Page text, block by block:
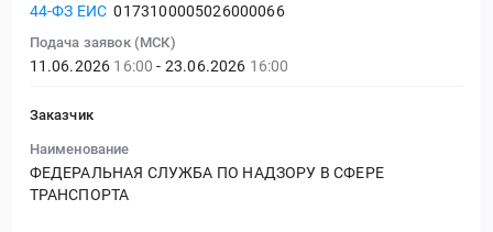
44-ФЗ ЕИС 0173100005026000066
Подача заявок (МСК)
11.06.2026 16:00 - 23.06.2026 16:00
Заказчик
Наименование
ФЕДЕРАЛЬНАЯ СЛУЖБА ПО НАДЗОРУ В СФЕРЕ
ТРАНСПОРТА